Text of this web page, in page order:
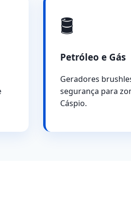
🛢️
Petróleo e Gás
Geradores
segurança para
Cáspio.